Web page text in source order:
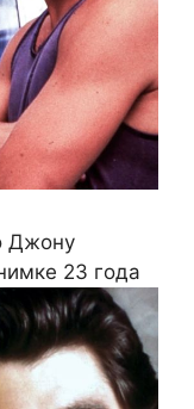
Джону
23 года